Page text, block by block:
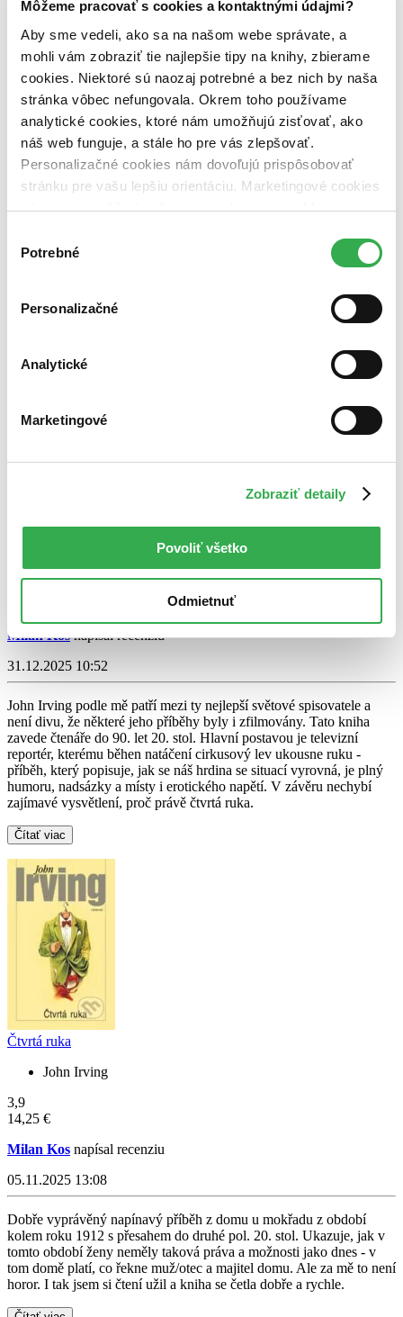
Môžeme pracovať s cookies a kontaktnými údajmi?
Aby sme vedeli, ako sa na našom webe správate, a
mohli vám zobraziť tie najlepšie tipy na knihy, zbierame
cookies. Niektoré sú naozaj potrebné a bez nich by naša
stránka vôbec nefungovala. Okrem toho používame
analytické cookies, ktoré nám umožňujú zisťovať, ako
náš web funguje, a stále ho pre vás zlepšovať.
Personalizačné cookies nám dovoľujú prispôsobovať
stránku pre vašu lepšiu orientáciu. Marketingové cookies
nám zas umožňujú zobrazenie relevantnej reklamy.
nám pomohlo, keby sme mohli používať všetky tieto
súhlasu
Potrebné
Personalizačné
Analytické
Marketingové
Zobraziť detaily
Povoliť všetko
Odmietnuť
Hiiragi Sanaka
4,5
15,80 €
Milan Kosnapísal recenziu
12.01.2026 10:45
Tento príspevok prezrádza dôležité momenty deja, preto je skrytý,
aby sme Vám nepokazili pôžitok z čítania.
Prajete si ho zobraziť?
poodhalení rivality mezi Japonskem a Čínou během 20. let 20. stol.
Spousta mrtvých, ale 2 z hrdinů vyprávění se po letech opět
Čítať viac
Závod s časem
Milan Kosnapísal recenziu
31.12.2025 10:52
John Irving podle mě patří mezi ty nejlepší světové spisovatele a
není divu, že některé jeho příběhy byly i zfilmovány. Tato kniha
zavede čtenáře do 90. let 20. stol. Hlavní postavou je televizní
reportér, kterému běhen natáčení cirkusový lev ukousne ruku -
příběh, který popisuje, jak se náš hrdina se situací vyrovná, je plný
humoru, nadsázky a místy i erotického napětí. V závěru nechybí
zajímavé vysvětlení, proč právě čtvrtá ruka.
Čítať viac
Čtvrtá ruka
John Irving
3,9
14,25 €
Milan Kos napísal recenziu
05.11.2025 13:08
Dobře vyprávěný napínavý příběh z domu u mokřadu z období
kolem roku 1912 s přesahem do druhé pol. 20. stol. Ukazuje, jak v
tomto období ženy neměly taková práva a možnosti jako dnes - v
tom domě platí, co řekne muž/otec a majitel domu. Ale za mě to není
horor. I tak jsem si čtení užil a kniha se četla dobře a rychle.